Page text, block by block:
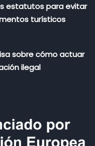
estatutos para evitar
turísticos
sobre cómo actuar
ilegal